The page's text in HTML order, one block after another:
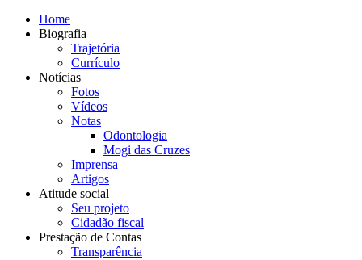
Home
Biografia
Trajetória
Currículo
Notícias
Fotos
Vídeos
Notas
Odontologia
Mogi das Cruzes
Imprensa
Artigos
Atitude social
Seu projeto
Cidadão fiscal
Prestação de Contas
Transparência